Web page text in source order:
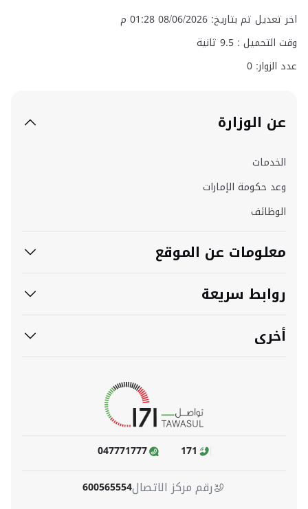
اخر تعديل تم بتاريخ: 08/06/2026 01:28 م
وقت التحميل : 9.5 ثانية
عدد الزوار: 0
عن الوزارة
الخدمات
وعد حكومة الإمارات
الوظائف
معلومات عن الموقع
روابط سريعة
أخرى
171
047771777
رقم مركز الاتصال600565554